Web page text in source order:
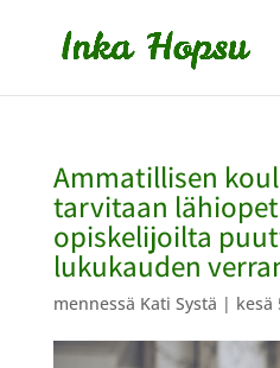
Ammatillisen
tarvitaan
opiskelijoilta
lukukauden
mennessä Kati Systä | kesä